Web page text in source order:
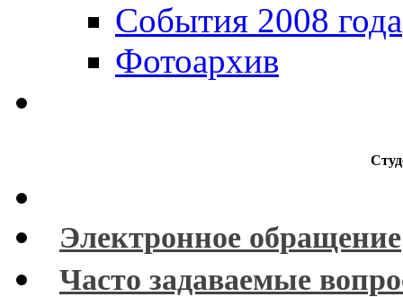
События 2008 года
Фотоархив
Электронное обращение
Часто задаваемые